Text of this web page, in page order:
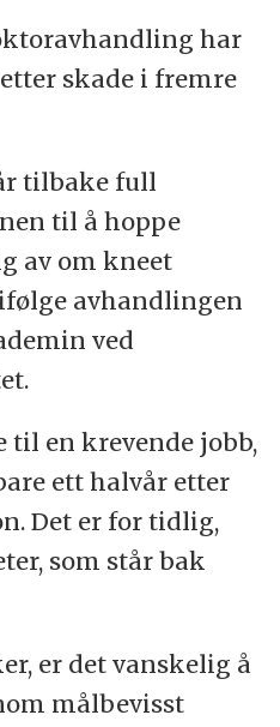
har
skade i fremre
tilbake full
til å hoppe
av om kneet
avhandlingen
ved
en krevende jobb,
ett halvår etter
Det er for tidlig,
som står bak
er det vanskelig å
målbevisst